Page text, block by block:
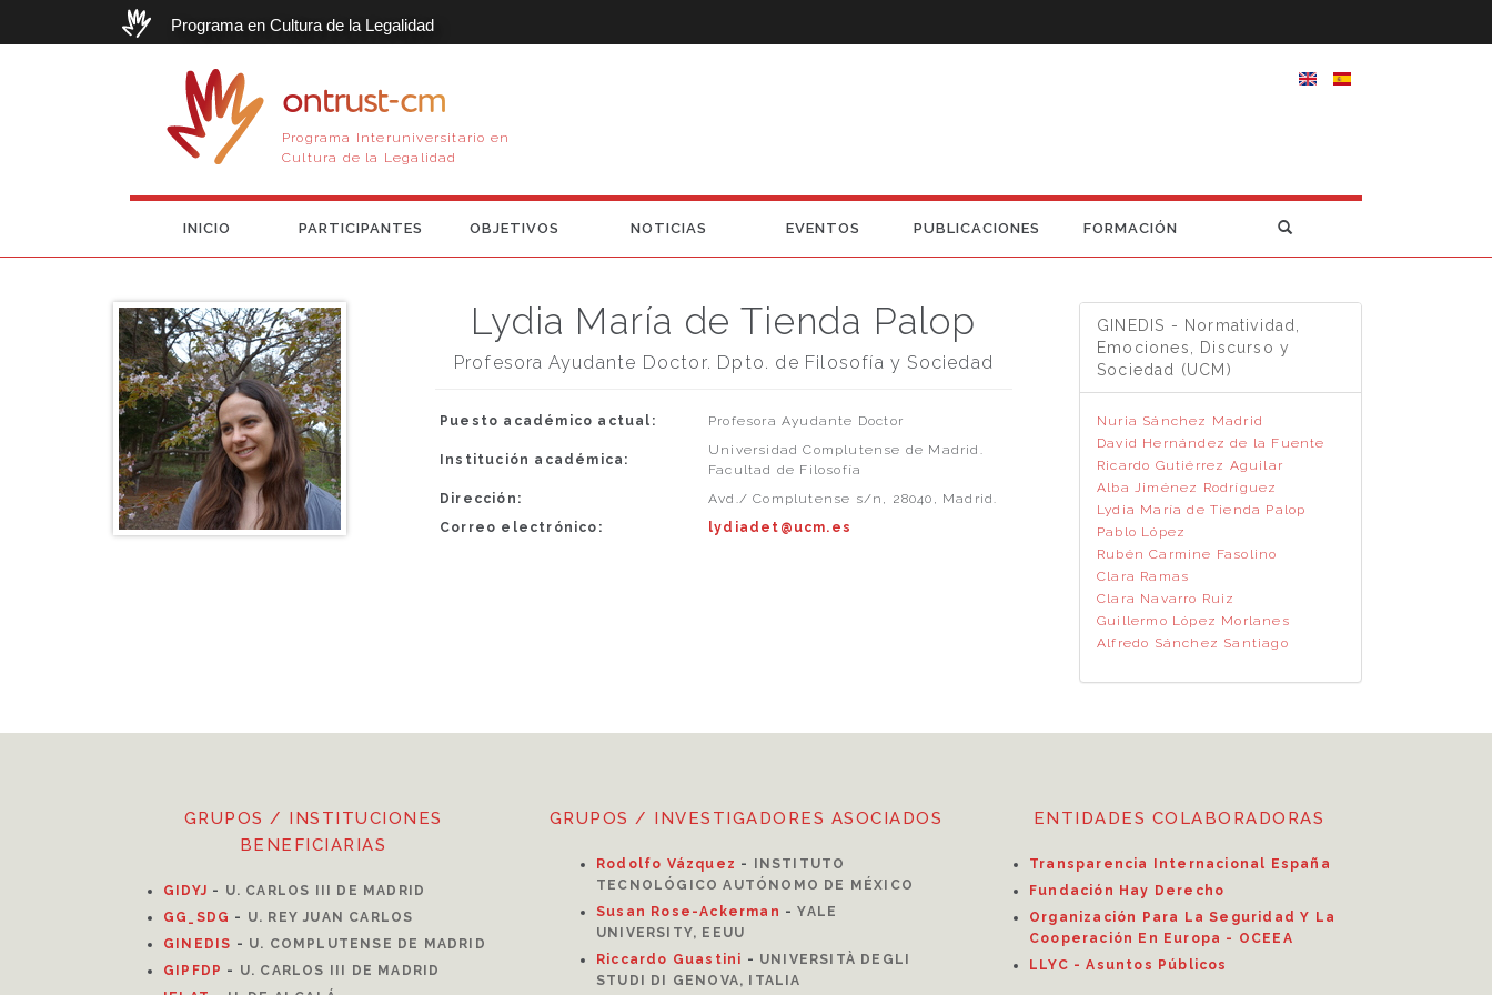
Programa en Cultura de la Legalidad
ontrust-cm
Programa Interuniversitario en
Cultura de la Legalidad
INICIO PARTICIPANTES OBJETIVOS NOTICIAS EVENTOS PUBLICACIONES FORMACIÓN
Lydia María de Tienda Palop
Profesora Ayudante Doctor. Dpto. de Filosofía y Sociedad
Puesto académico actual: Profesora Ayudante Doctor
Institución académica:
Universidad Complutense de Madrid.
Facultad de Filosofía
Dirección:
Avd./ Complutense s/n, 28040, Madrid.
Correo electrónico:
lydiadet@ucm.es
GINEDIS - Normatividad,
Emociones, Discurso y
Sociedad (UCM)
Nuria Sánchez Madrid
David Hernández de la Fuente
Ricardo Gutiérrez Aguilar
Alba Jiménez Rodríguez
Lydia María de Tienda Palop
Pablo López
Rubén Carmine Fasolino
Clara Ramas
Clara Navarro Ruiz
Guillermo López Morlanes
Alfredo Sánchez Santiago
GRUPOS / INSTITUCIONES
BENEFICIARIAS
GIDYJ - U. CARLOS III DE MADRID
GG_SDG - U. REY JUAN CARLOS
GINEDIS - U. COMPLUTENSE DE MADRID
GIPFDP - U. CARLOS III DE MADRID
GRUPOS / INVESTIGADORES ASOCIADOS
Rodolfo Vázquez -
INSTITUTO
TECNOLÓGICO AUTÓNOMO DE MÉXICO
Susan Rose-Ackerman -YALE
UNIVERSITY, EEUU
Riccardo Guastini - UNIVERSITÀ DEGLI
STUDI DI GENOVA, ITALIA
ENTIDADES COLABORADORAS
Transparencia Internacional España
Fundación Hay Derecho
Organización Para La Seguridad Y La
Cooperación En Europa - OCEEA
LLYC - Asuntos Públicos